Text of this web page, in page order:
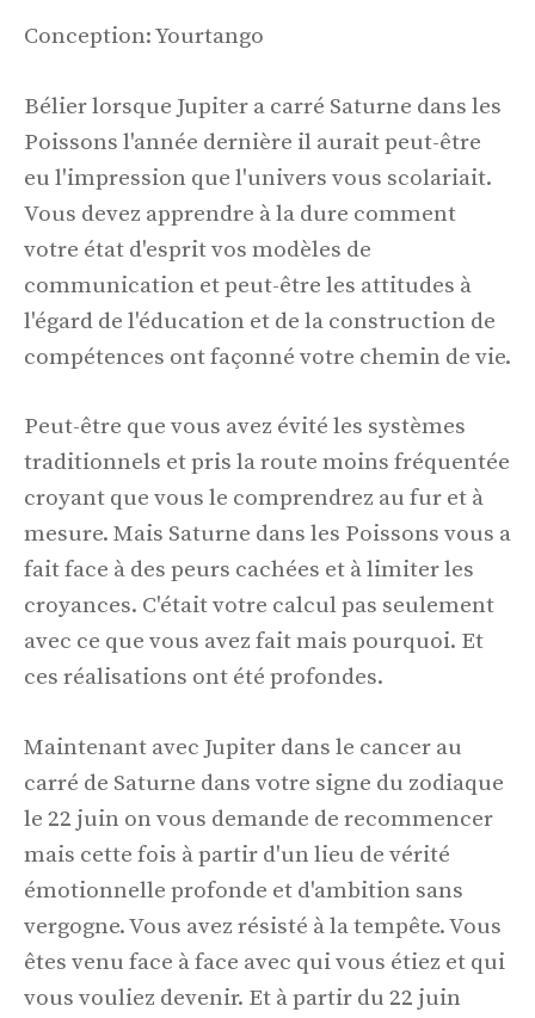
Conception: Yourtango
Bélier lorsque Jupiter a carré Saturne dans les
Poissons l'année dernière il aurait peut-être
eu l'impression que l'univers vous scolariait.
Vous devez apprendre à la dure comment
votre état d'esprit vos modèles de
communication et peut-être les attitudes à
l'égard de l'éducation et de la construction de
compétences ont façonné votre chemin de vie.
Peut-être que vous avez évité les systèmes
traditionnels et pris la route moins fréquentée
croyant que vous le comprendrez au fur et à
mesure. Mais Saturne dans les Poissons vous a
fait face à des peurs cachées et à limiter les
croyances. C'était votre calcul pas seulement
avec ce que vous avez fait mais pourquoi. Et
ces réalisations ont été profondes.
Maintenant avec Jupiter dans le cancer au
carré de Saturne dans votre signe du zodiaque
le 22 juin on vous demande de recommencer
mais cette fois à partir d'un lieu de vérité
émotionnelle profonde et d'ambition sans
vergogne. Vous avez résisté à la tempête. Vous
êtes venu face à face avec qui vous étiez et qui
vous vouliez devenir. Et à partir du 22 juin